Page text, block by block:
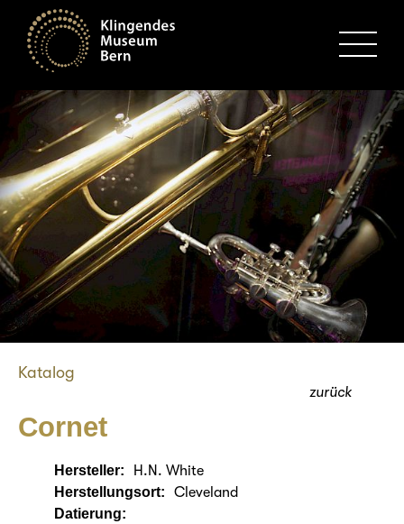
Katalog
Cornet
zurück
Hersteller: H.N. White
Herstellungsort: Cleveland
Datierung: